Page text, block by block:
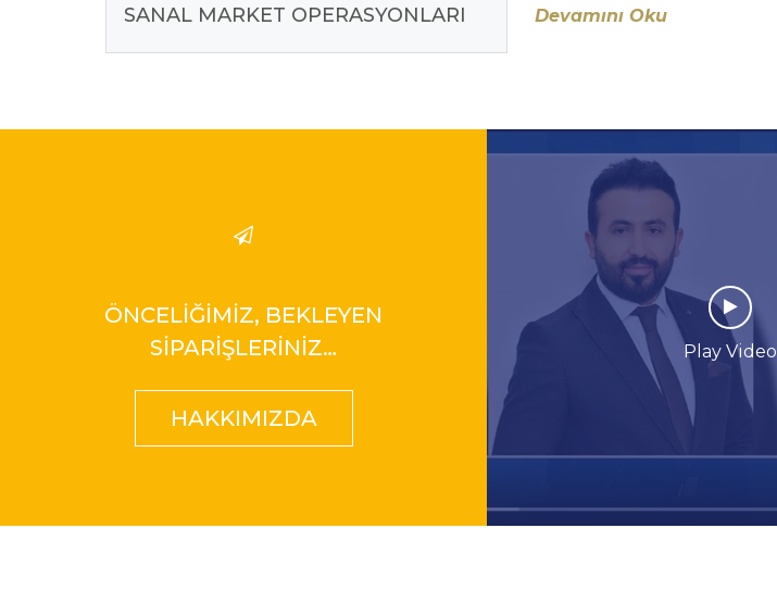
SANAL MARKET OPERASYONLARI Devamını Oku
ÖNCELİĞİMİZ, BEKLEYEN
SİPARİŞLERİNİZ…
HAKKIMIZDA
Play Video